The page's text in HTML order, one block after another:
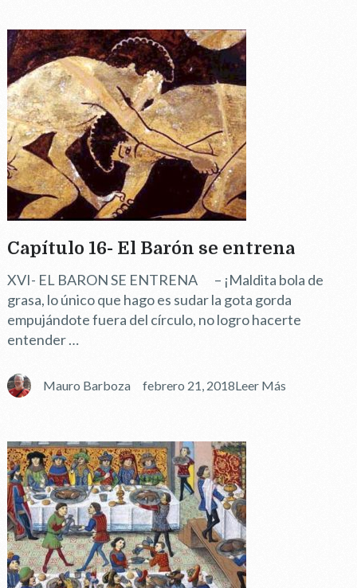
Capítulo 16- El Barón se entrena
XVI- EL BARON SE ENTRENA – ¡Maldita bola de
grasa, lo único que hago es sudar la gota gorda
empujándote fuera del círculo, no logro hacerte
entender …
Mauro Barboza febrero 21, 2018Leer Más